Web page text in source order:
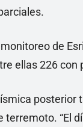
de
ellas 226 con
posterior
terremoto. “El